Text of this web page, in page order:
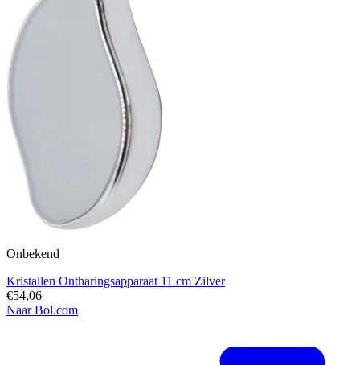
Onbekend
Kristallen Ontharingsapparaat 11 cm Zilver
€54,06
Naar Bol.com